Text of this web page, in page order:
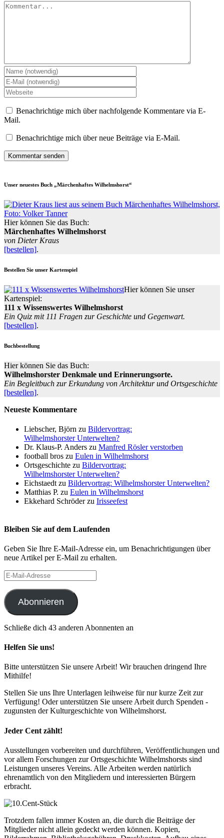
Kommentar
Benachrichtige mich über nachfolgende Kommentare via E-
Mail.
Benachrichtige mich über neue Beiträge via E-Mail.
Unser neuestes Buch „Märchenhaftes Wilhelmshorst“
Hier können Sie das Buch:
Märchenhaftes Wilhelmshorst
von Dieter Kraus
[bestellen].
Bestellen Sie unser Kartenspiel
Hier können Sie unser
Kartenspiel:
111 x Wissenswertes Wilhelmshorst
Ein Quiz mit 111 Fragen zur Geschichte und Gegenwart.
[bestellen].
Buchbestellung
Hier können Sie das Buch:
Wilhelmshorster Denkmale und Erinnerungsorte.
Ein Begleitbuch zur Erkundung von Architektur und Ortsgeschichte
[bestellen].
Neueste Kommentare
Liebscher, Björn zu Bildervortrag:
Wilhelmshorster Unterwelten?
Dr. Klaus-P. Anders zu Manfred Rösler verstorben
football bros zu Eulen in Wilhelmshorst
Ortsgeschichte zu Bildervortrag:
Wilhelmshorster Unterwelten?
Eichstaedt zu Bildervortrag: Wilhelmshorster Unterwelten?
Matthias P. zu Eulen in Wilhelmshorst
Ekkehard Schröderzu Irisseefest
Bleiben Sie auf dem Laufenden
Geben Sie Ihre E-Mail-Adresse ein, um Benachrichtigungen über
neue Artikel per E-Mail zu erhalten.
E-
Mail-
Adresse
Abonnieren
Schließe dich 43 anderen Abonnenten an
Helfen Sie uns!
Bitte unterstützen Sie unsere Arbeit! Wir brauchen dringend Ihre
Mithilfe!
Stellen Sie uns Ihre Unterlagen leihweise für nur kurze Zeit zur
Verfügung! Oder unterstützen Sie unsere Arbeit durch Spenden -
zugunsten der Kulturgeschichte von Wilhelmshorst.
Jeder Cent zählt!
Ausstellungen vorbereiten und durchführen, Veröffentlichungen und
vor allem Forschungen zur Ortsgeschichte Wilhelmshorsts sind
Leistungen unseres Vereins. Alle Arbeiten werden natürlich
ehrenamtlich von den Mitgliedern und interessierten Bürgern
erbracht.
Trotzdem fallen immer Kosten an, die durch die Beiträge der
Mitglieder nicht allein gedeckt werden können. Kopien,